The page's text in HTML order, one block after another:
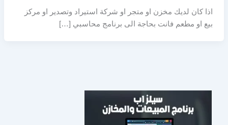
اذا كان لديك مخزن او متجر او شركة استيراد وتصدير او مركز
بيع او مطعم فانت بحاجة الى برنامج محاسبي […]